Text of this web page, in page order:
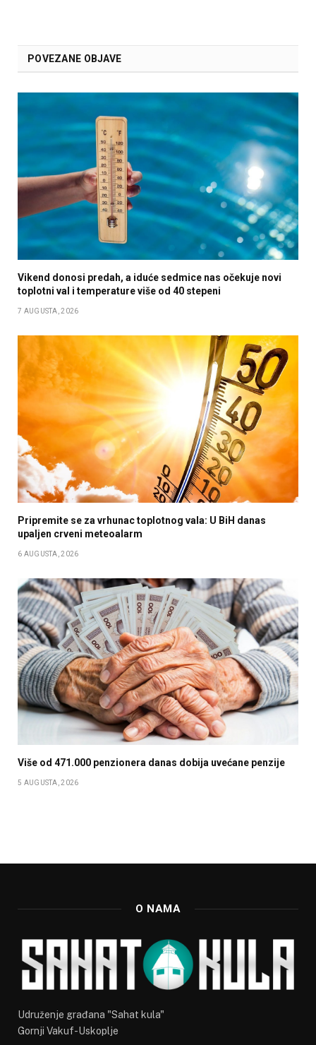
POVEZANE OBJAVE
Vikend donosi predah, a iduće sedmice nas očekuje novi
toplotni val i temperature više od 40 stepeni
7 AUGUSTA, 2026
Pripremite se za vrhunac toplotnog vala: U BiH danas
upaljen crveni meteoalarm
6 AUGUSTA, 2026
Više od 471.000 penzionera danas dobija uvećane penzije
5 AUGUSTA, 2026
O NAMA
Udruženje građana "Sahat kula"
Gornji Vakuf-Uskoplje